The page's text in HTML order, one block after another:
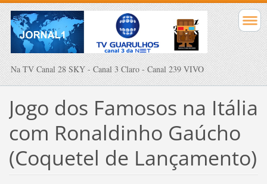
Na TV Canal 28 SKY - Canal 3 Claro - Canal 239 VIVO
Jogo dos Famosos na Itália
com Ronaldinho Gaúcho
(Coquetel de Lançamento)